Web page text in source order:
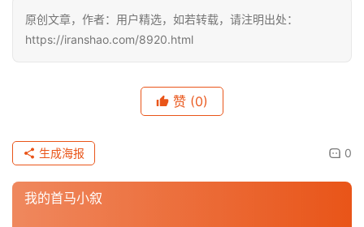
察
原创文章，作者：用户精选，如若转载，请注明出处：
https://iranshao.com/8920.html
赞 (0)
0
生成海报
我的首马小叙